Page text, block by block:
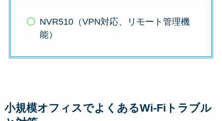
NVR510（VPN対応、リモート管理機
能）
小規模オフィスでよくあるWi-Fiトラブル